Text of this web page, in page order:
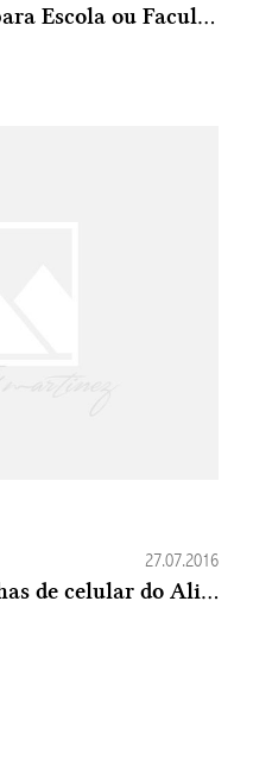
Planner de Estudos para Escola ou Faculdade
27.07.2016
Minhas novas capinhas de celular do Aliexpress: lindas e baratinhas